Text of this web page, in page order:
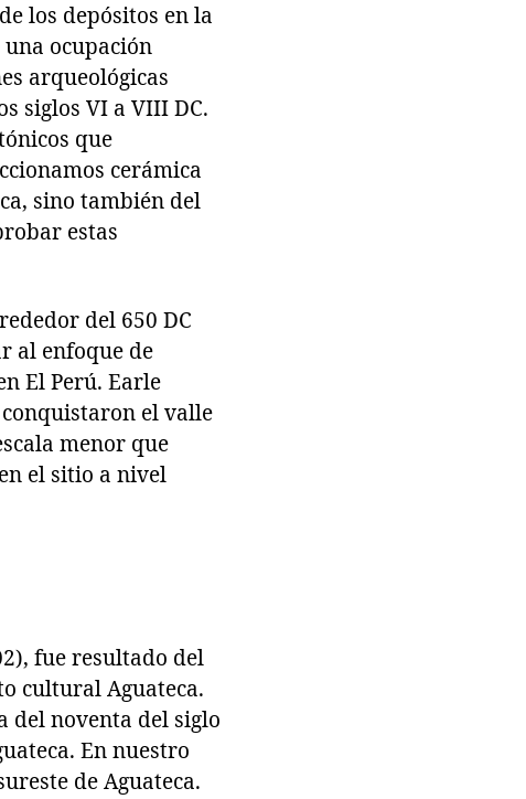
los depósitos en la
ocupación
arqueológicas
siglos VI a VIII DC.
que
cerámica
sino también del
estas
del 650 DC
al enfoque de
El Perú. Earle
el valle
menor que
el sitio a nivel
fue resultado del
cultural Aguateca.
del noventa del siglo
En nuestro
de Aguateca.